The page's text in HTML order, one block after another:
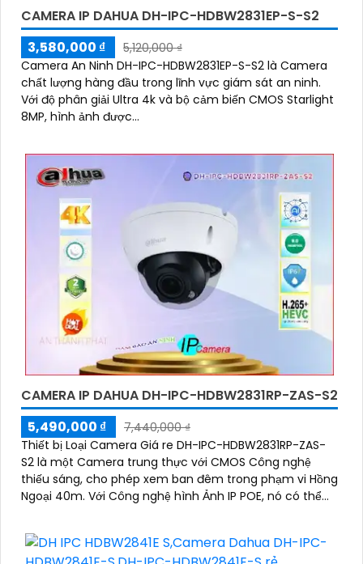
CAMERA IP DAHUA DH-IPC-HDBW2831EP-S-S2
3,580,000 ₫
5,120,000 ₫
Camera An Ninh DH-IPC-HDBW2831EP-S-S2 là Camera
chất lượng hàng đầu trong lĩnh vực giám sát an ninh.
Với độ phân giải Ultra 4k và bộ cảm biến CMOS Starlight
8MP, hình ảnh được...
CAMERA IP DAHUA DH-IPC-HDBW2831RP-ZAS-S2
5,490,000 ₫
7,440,000 ₫
Thiết bị Loại Camera Giá re DH-IPC-HDBW2831RP-ZAS-
S2 là một Camera trung thực với CMOS Công nghệ
thiếu sáng, cho phép xem ban đêm trong phạm vi Hồng
Ngoại 40m. Với Công nghệ hình Ảnh IP POE, nó có thể